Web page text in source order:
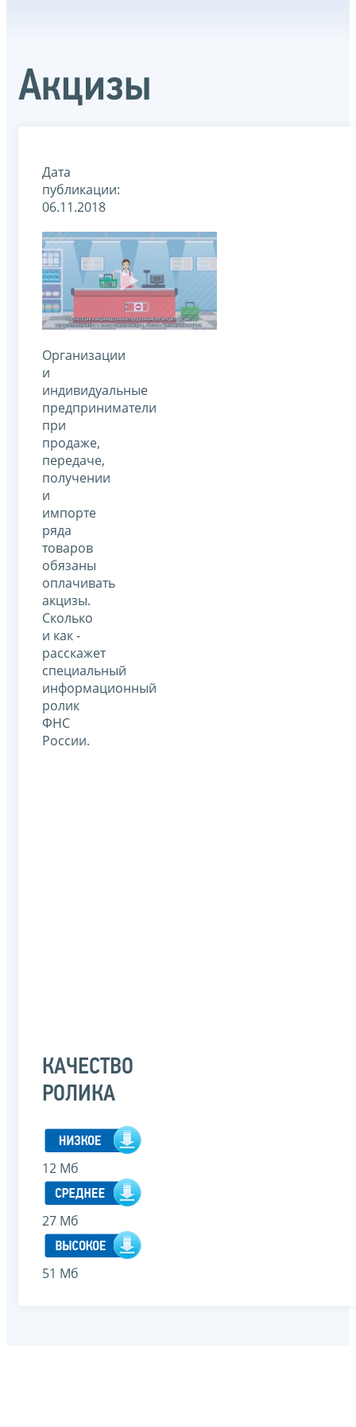
Акцизы
Дата
публикации:
06.11.2018
Организации
и
индивидуальные
предприниматели
при
продаже,
передаче,
получении
и
импорте
ряда
товаров
обязаны
оплачивать
акцизы.
Сколько
и как -
расскажет
специальный
информационный
ролик
ФНС
России.
КАЧЕСТВО
РОЛИКА
12 Мб
27 Мб
51 Мб